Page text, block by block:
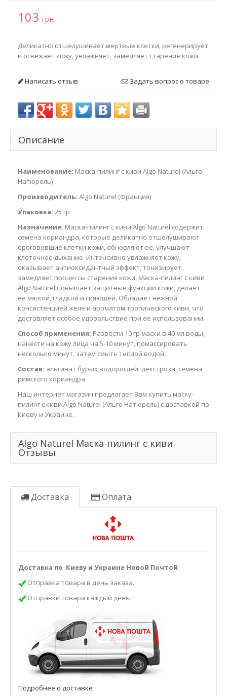
103 грн.
Деликатно отшелушивает мертвые клетки, регенерирует
и освежает кожу, увлажняет, замедляет старение кожи.
Написать отзыв Задать вопрос о товаре
Описание
Наименование: Маска-пилинг с киви Algo Naturel (Альго
Натюрель)
Производитель: Algo Naturel (Франция)
Упаковка: 25 гр
Назначение: Маска-пилинг с киви Algo Naturel содержит
семена кориандра, которые деликатно отшелушивают
ороговевшие клетки кожи, обновляют ее, улучшают
клеточное дыхание. Интенсивно увлажняет кожу,
оказывает антиоксидантный эффект, тонизирует,
замедляет процессы старения кожи. Маска-пилинг с киви
Algo Naturel повышает защитные функции кожи, делает
ее мягкой, гладкой и сияющей. Обладает нежной
консистенцией желе и ароматом тропического киви, что
доставляет особое удовольствие при ее использовании.
Способ применения: Развести 10 гр маски в 40 мл воды,
нанести на кожу лица на 5-10 минут, помассировать
несколько минут, затем смыть теплой водой.
Состав: альгинат бурых водорослей, декстроза, семена
римского кориандра
Наш интернет магазин предлагает Вам купить маску-
пилинг с киви Algo Naturel (Альго Натюрель) с доставкой по
Киеву и Украине.
Algo Naturel Маска-пилинг с киви
Отзывы
Доставка Оплата
Доставка по Киеву и Украине Новой Почтой
Отправка товара в день заказа.
Отправки товара каждый день.
Подробнее о доставке